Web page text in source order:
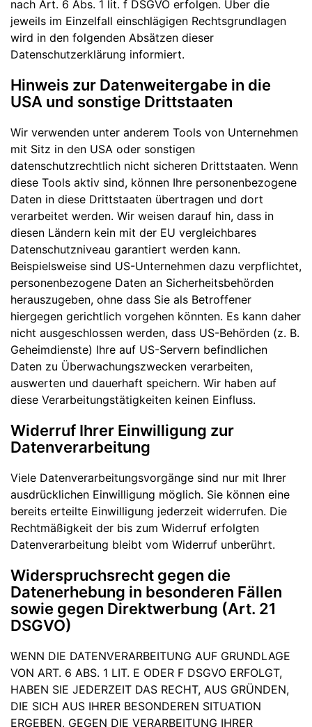
nach Art. 6 Abs. 1 lit. f DSGVO erfolgen. Über die
jeweils im Einzelfall einschlägigen Rechtsgrundlagen
wird in den folgenden Absätzen dieser
Datenschutzerklärung informiert.
Hinweis zur Datenweitergabe in die
USA und sonstige Drittstaaten
Wir verwenden unter anderem Tools von Unternehmen
mit Sitz in den USA oder sonstigen
datenschutzrechtlich nicht sicheren Drittstaaten. Wenn
diese Tools aktiv sind, können Ihre personenbezogene
Daten in diese Drittstaaten übertragen und dort
verarbeitet werden. Wir weisen darauf hin, dass in
diesen Ländern kein mit der EU vergleichbares
Datenschutzniveau garantiert werden kann.
Beispielsweise sind US-Unternehmen dazu verpflichtet,
personenbezogene Daten an Sicherheitsbehörden
herauszugeben, ohne dass Sie als Betroffener
hiergegen gerichtlich vorgehen könnten. Es kann daher
nicht ausgeschlossen werden, dass US-Behörden (z. B.
Geheimdienste) Ihre auf US-Servern befindlichen
Daten zu Überwachungszwecken verarbeiten,
auswerten und dauerhaft speichern. Wir haben auf
diese Verarbeitungstätigkeiten keinen Einfluss.
Widerruf Ihrer Einwilligung zur
Datenverarbeitung
Viele Datenverarbeitungsvorgänge sind nur mit Ihrer
ausdrücklichen Einwilligung möglich. Sie können eine
bereits erteilte Einwilligung jederzeit widerrufen. Die
Rechtmäßigkeit der bis zum Widerruf erfolgten
Datenverarbeitung bleibt vom Widerruf unberührt.
Widerspruchsrecht gegen die
Datenerhebung in besonderen Fällen
sowie gegen Direktwerbung (Art. 21
DSGVO)
WENN DIE DATENVERARBEITUNG AUF GRUNDLAGE
VON ART. 6 ABS. 1 LIT. E ODER F DSGVO ERFOLGT,
HABEN SIE JEDERZEIT DAS RECHT, AUS GRÜNDEN,
DIE SICH AUS IHRER BESONDEREN SITUATION
ERGEBEN, GEGEN DIE VERARBEITUNG IHRER